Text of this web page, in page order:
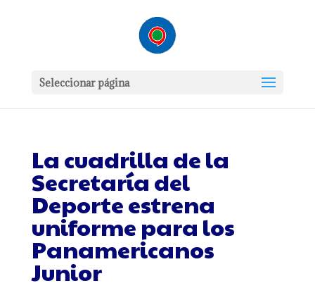
Seleccionar página
La cuadrilla de la
Secretaría del
Deporte estrena
uniforme para los
Panamericanos
Junior